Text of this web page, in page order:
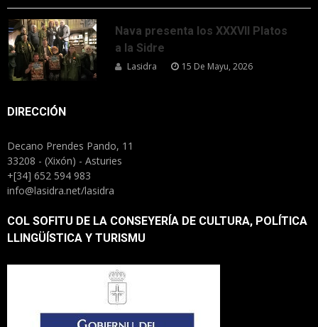
Nava presenta los XXXVII Platos
a la Sidre
Lasidra 15 De Mayu, 2026
DIRECCIÓN
Decano Prendes Pando, 11
33208 - (Xixón) - Asturies
+[34] 652 594 983
info@lasidra.net/lasidra
COL SOFITU DE LA CONSEYERÍA DE CULTURA, POLÍTICA
LLINGÜÍSTICA Y TURISMU